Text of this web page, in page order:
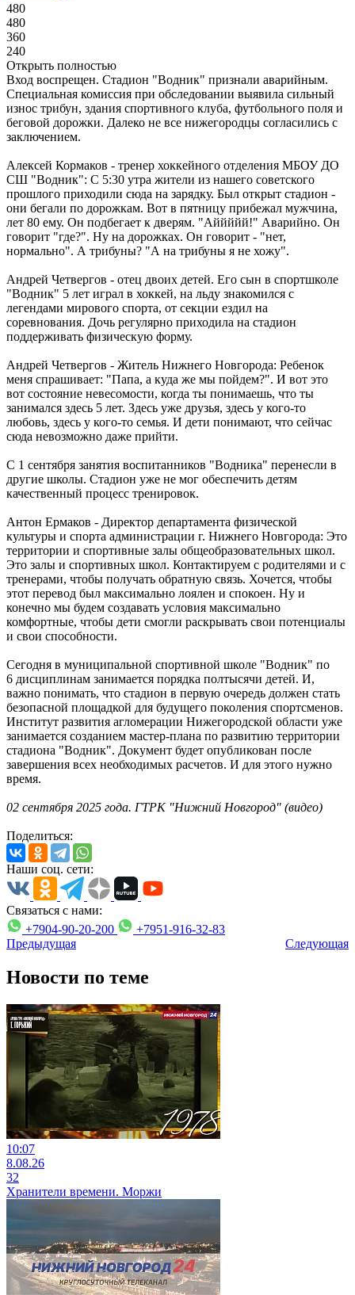
480
480
360
240
Открыть полностью
Вход воспрещен. Стадион "Водник" признали аварийным.
Специальная комиссия при обследовании выявила сильный
износ трибун, здания спортивного клуба, футбольного поля и
беговой дорожки. Далеко не все нижегородцы согласились с
заключением.
Алексей Кормаков - тренер хоккейного отделения МБОУ ДО
СШ "Водник": С 5:30 утра жители из нашего советского
прошлого приходили сюда на зарядку. Был открыт стадион -
они бегали по дорожкам. Вот в пятницу прибежал мужчина,
лет 80 ему. Он подбегает к дверям. "Аййййй!" Аварийно. Он
говорит "где?". Ну на дорожках. Он говорит - "нет,
нормально". А трибуны? "А на трибуны я не хожу".
Андрей Четвергов - отец двоих детей. Его сын в спортшколе
"Водник" 5 лет играл в хоккей, на льду знакомился с
легендами мирового спорта, от секции ездил на
соревнования. Дочь регулярно приходила на стадион
поддерживать физическую форму.
Андрей Четвергов - Житель Нижнего Новгорода: Ребенок
меня спрашивает: "Папа, а куда же мы пойдем?". И вот это
вот состояние невесомости, когда ты понимаешь, что ты
занимался здесь 5 лет. Здесь уже друзья, здесь у кого-то
любовь, здесь у кого-то семья. И дети понимают, что сейчас
сюда невозможно даже прийти.
С 1 сентября занятия воспитанников "Водника" перенесли в
другие школы. Стадион уже не мог обеспечить детям
качественный процесс тренировок.
Антон Ермаков - Директор департамента физической
культуры и спорта администрации г. Нижнего Новгорода: Это
территории и спортивные залы общеобразовательных школ.
Это залы и спортивных школ. Контактируем с родителями и с
тренерами, чтобы получать обратную связь. Хочется, чтобы
этот перевод был максимально лоялен и спокоен. Ну и
конечно мы будем создавать условия максимально
комфортные, чтобы дети смогли раскрывать свои потенциалы
и свои способности.
Сегодня в муниципальной спортивной школе "Водник" по
6 дисциплинам занимается порядка полтысячи детей. И,
важно понимать, что стадион в первую очередь должен стать
безопасной площадкой для будущего поколения спортсменов.
Институт развития агломерации Нижегородской области уже
занимается созданием мастер-плана по развитию территории
стадиона "Водник". Документ будет опубликован после
завершения всех необходимых расчетов. И для этого нужно
время.
02 сентября 2025 года. ГТРК "Нижний Новгород" (видео)
Поделиться:
Наши соц. сети:
Связаться с нами:
+7904-90-20-200
+7951-916-32-83
Предыдущая
Следующая
Новости по теме
10:07
8.08.26
32
Хранители времени. Моржи